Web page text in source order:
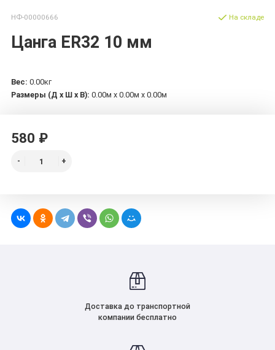
НФ-00000666
Цанга ER32 10 мм
На складе
Вес: 0.00кг
Размеры (Д х Ш х В): 0.00м x 0.00м x 0.00м
580 ₽
Доставка до транспортной
компании бесплатно